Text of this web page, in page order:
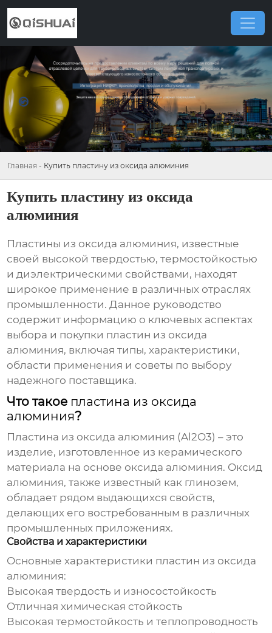
Главная - Купить пластину из оксида алюминия
Купить пластину из оксида
алюминия
Пластины из оксида алюминия, известные
своей высокой твердостью, термостойкостью
и диэлектрическими свойствами, находят
широкое применение в различных отраслях
промышленности. Данное руководство
содержит информацию о ключевых аспектах
выбора и покупки пластин из оксида
алюминия, включая типы, характеристики,
области применения и советы по выбору
надежного поставщика.
Что такое пластина из оксида
алюминия?
Пластина из оксида алюминия (Al2O3) – это
изделие, изготовленное из керамического
материала на основе оксида алюминия. Оксид
алюминия, также известный как глинозем,
обладает рядом выдающихся свойств,
делающих его востребованным в различных
промышленных приложениях.
Свойства и характеристики
Основные характеристики пластин из оксида
алюминия:
Высокая твердость и износостойкость
Отличная химическая стойкость
Высокая термостойкость и теплопроводность